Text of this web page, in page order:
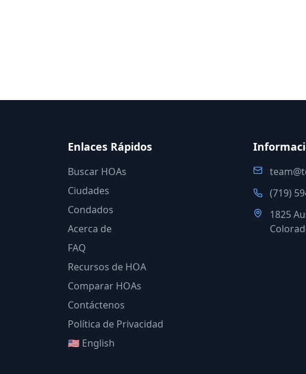
Enlaces Rápidos
Buscar HOAs
Ciudades
Condados
Acerca de
FAQ
Recursos de HOA
Comparar HOAs
Contáctenos
Política de Privacidad
🇺🇸 English
(719)
1825